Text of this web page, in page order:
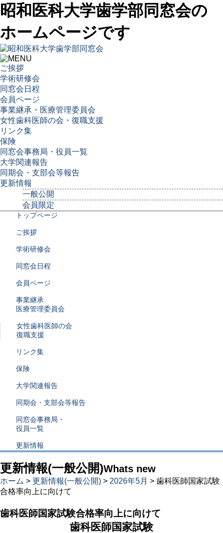
昭和医科大学歯学部同窓会の
ホームページです
ご挨拶
学術研修会
同窓会日程
会員ページ
事業継承・医療管理委員会
女性歯科医師の会・復職支援
リンク集
保険
同窓会事務局・役員一覧
大学関連報告
同期会・支部会等報告
更新情報
一般公開
会員限定
トップページ
ご挨拶
学術研修会
同窓会日程
会員ページ
事業継承
医療管理委員会
女性歯科医師の会
復職支援
リンク集
保険
大学関連報告
同期会・支部会等報告
同窓会事務局・
役員一覧
更新情報
更新情報(一般公開)Whats new
ホーム > 更新情報(一般公開) > 2026年5月 > 歯科医師国家試験
合格率向上に向けて
歯科医師国家試験合格率向上に向けて
歯科医師国家試験